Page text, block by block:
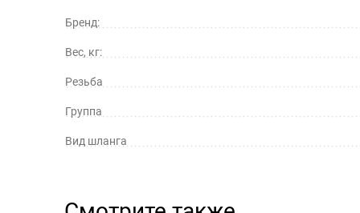
Бренд:
Вес, кг:
Резьба
Группа
Вид шланга